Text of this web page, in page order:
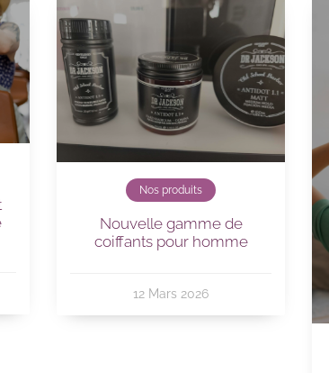
Nos produits
Nouvelle gamme de
coiffants pour homme
12 Mars 2026